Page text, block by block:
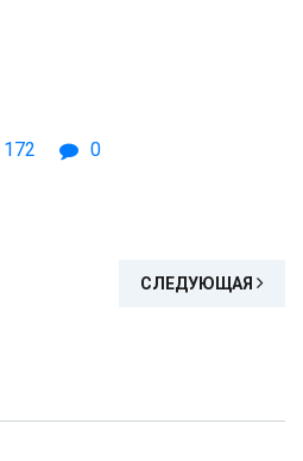
0
СЛЕДУЮЩАЯ